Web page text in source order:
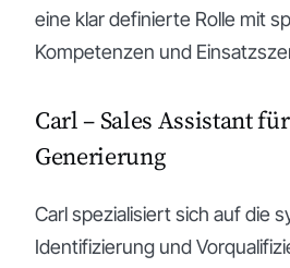
eine klar definierte Rolle mit
Kompetenzen und
Carl – Sales Assistant
Generierung
Carl spezialisiert sich auf die
Identifizierung und